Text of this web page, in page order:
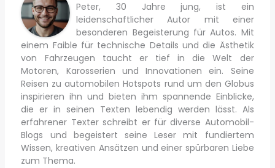
Peter, 30 Jahre jung, ist ein
leidenschaftlicher Autor mit einer
besonderen Begeisterung für Autos. Mit
einem Faible für technische Details und die Ästhetik
von Fahrzeugen taucht er tief in die Welt der
Motoren, Karosserien und Innovationen ein. Seine
Reisen zu automobilen Hotspots rund um den Globus
inspirieren ihn und bieten ihm spannende Einblicke,
die er in seinen Texten lebendig werden lässt. Als
erfahrener Texter schreibt er für diverse Automobil-
Blogs und begeistert seine Leser mit fundiertem
Wissen, kreativen Ansätzen und einer spürbaren Liebe
zum Thema.